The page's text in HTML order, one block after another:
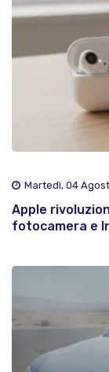
Martedì, 04
Apple
fotocamera e